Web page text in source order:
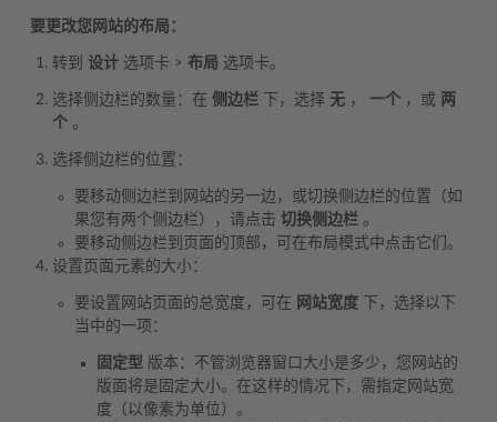
要更改您网站的布局：
转到 设计 选项卡 > 布局 选项卡。
选择侧边栏的数量：在 侧边栏 下，选择 无 ， 一个 ，或 两
个 。
选择侧边栏的位置：
要移动侧边栏到网站的另一边，或切换侧边栏的位置（如
果您有两个侧边栏），请点击 切换侧边栏 。
要移动侧边栏到页面的顶部，可在布局模式中点击它们。
设置页面元素的大小：
要设置网站页面的总宽度，可在 网站宽度 下，选择以下
当中的一项：
固定型 版本：不管浏览器窗口大小是多少，您网站的
版面将是固定大小。在这样的情况下，需指定网站宽
度（以像素为单位）。